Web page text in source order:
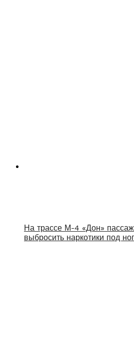
На трассе М-4 «Дон»
выбросить наркотики под